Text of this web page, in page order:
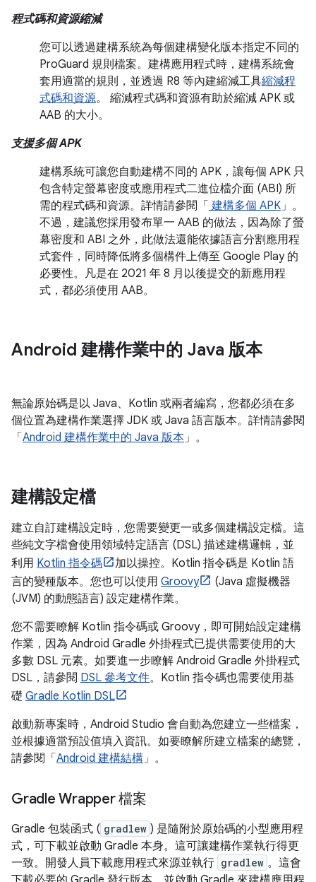
程式碼和資源縮減
您可以透過建構系統為每個建構變化版本指定不同的
ProGuard 規則檔案。建構應用程式時，建構系統會
套用適當的規則，並透過 R8 等內建縮減工具縮減程
式碼和資源。 縮減程式碼和資源有助於縮減 APK 或
AAB 的大小。
支援多個 APK
建構系統可讓您自動建構不同的 APK，讓每個 APK 只
包含特定螢幕密度或應用程式二進位檔介面 (ABI) 所
需的程式碼和資源。詳情請參閱「 建構多個 APK」。
不過，建議您採用發布單一 AAB 的做法，因為除了螢
幕密度和 ABI 之外，此做法還能依據語言分割應用程
式套件，同時降低將多個構件上傳至 Google Play 的
必要性。凡是在 2021 年 8 月以後提交的新應用程
式，都必須使用 AAB。
Android 建構作業中的 Java 版本
無論原始碼是以 Java、Kotlin 或兩者編寫，您都必須在多
個位置為建構作業選擇 JDK 或 Java 語言版本。詳情請參閱
「 Android 建構作業中的 Java 版本」。
建構設定檔
建立自訂建構設定時，您需要變更一或多個建構設定檔。這
些純文字檔會使用領域特定語言 (DSL) 描述建構邏輯，並
利用 Kotlin 指令碼
加以操控。Kotlin 指令碼是 Kotlin 語
言的變種版本。您也可以使用 Groovy
(Java 虛擬機器
(JVM) 的動態語言) 設定建構作業。
您不需要瞭解 Kotlin 指令碼或 Groovy，即可開始設定建構
作業，因為 Android Gradle 外掛程式已提供需要使用的大
多數 DSL 元素。如要進一步瞭解 Android Gradle 外掛程式
DSL，請參閱 DSL 參考文件。Kotlin 指令碼也需要使用基
礎 Gradle Kotlin DSL
啟動新專案時，Android Studio 會自動為您建立一些檔案，
並根據適當預設值填入資訊。如要瞭解所建立檔案的總覽，
請參閱「 Android 建構結構」。
Gradle Wrapper 檔案
Gradle 包裝函式 ( gradlew ) 是隨附於原始碼的小型應用程
式，可下載並啟動 Gradle 本身。這可讓建構作業執行得更
一致。開發人員下載應用程式來源並執行 gradlew 。這會